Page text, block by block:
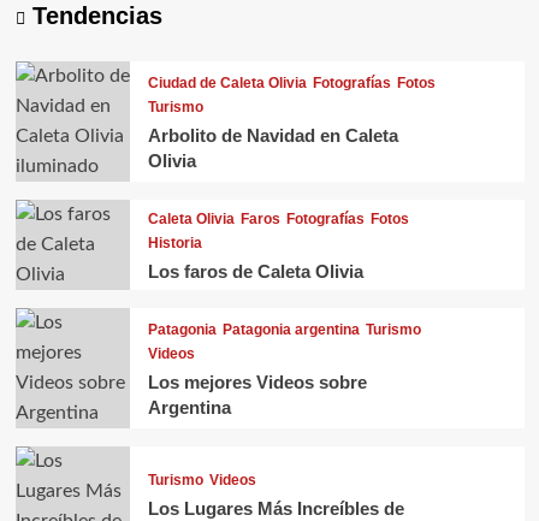
Tendencias
Ciudad de Caleta Olivia Fotografías Fotos
Turismo
Arbolito de Navidad en Caleta
Olivia
Caleta Olivia Faros Fotografías Fotos
Historia
Los faros de Caleta Olivia
Patagonia Patagonia argentina Turismo
Videos
Los mejores Videos sobre
Argentina
Turismo Videos
Los Lugares Más Increíbles de